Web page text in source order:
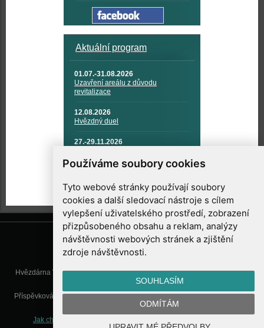
Používáme soubory cookies
Tyto webové stránky používají soubory
cookies a další sledovací nástroje s cílem
vylepšení uživatelského prostředí, zobrazení
přizpůsobeného obsahu a reklam, analýzy
návštěvnosti webových stránek a zjištění
zdroje návštěvnosti.
SOUHLASÍM
ODMÍTÁM
Aktuální program
01.07.-31.08.2026
Uzavření areálu z důvodu
revitalizace
12.08.2026
Hvězdný duel
27.-29.11.2026
TECHNIKA A KOSMICKÉ
TECHNOLOGIE
Hvězdárna Valašské Meziříčí, příspěvková organizace, Vsetínská 78, 757
01 Valašské Meziříčí
Příspěvková organizace Zlínského kraje. Telefon:571 611 928, Mobil:777
info@astrovm.cz
Jak chráníme Vaše osobní údaje